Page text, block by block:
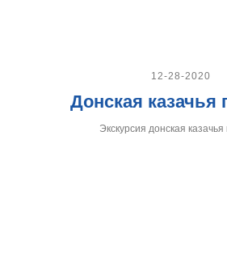
12-28-2020
Донская казачья
Экскурсия донская казачья